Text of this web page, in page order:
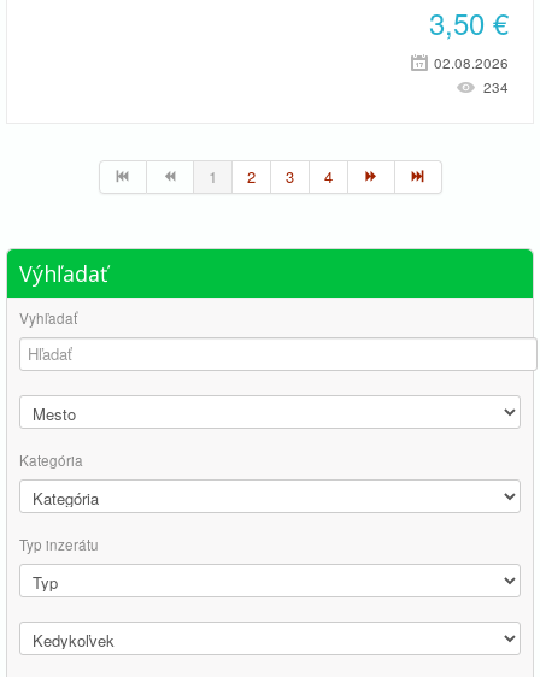
3,50 €
02.08.2026
234
1 2 3 4
Výhľadať
Vyhľadať
Kategória
Typ inzerátu